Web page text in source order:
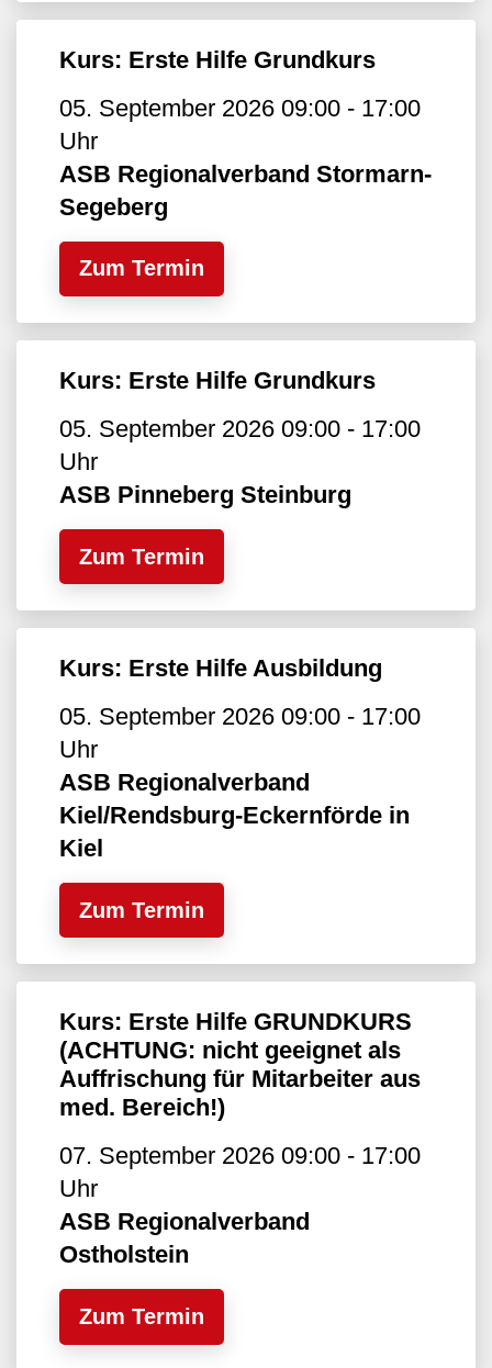
Kurs: Erste Hilfe Grundkurs
05. September 2026 09:00 - 17:00
Uhr
ASB Regionalverband Stormarn-
Segeberg
Zum Termin
Kurs: Erste Hilfe Grundkurs
05. September 2026 09:00 - 17:00
Uhr
ASB Pinneberg Steinburg
Zum Termin
Kurs: Erste Hilfe Ausbildung
05. September 2026 09:00 - 17:00
Uhr
ASB Regionalverband
Kiel/Rendsburg-Eckernförde in
Kiel
Zum Termin
Kurs: Erste Hilfe GRUNDKURS
(ACHTUNG: nicht geeignet als
Auffrischung für Mitarbeiter aus
med. Bereich!)
07. September 2026 09:00 - 17:00
Uhr
ASB Regionalverband
Ostholstein
Zum Termin